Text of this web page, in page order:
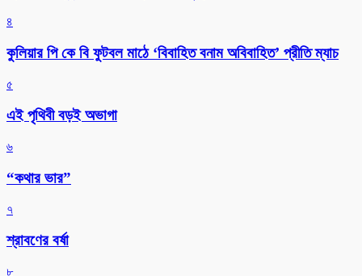
৪
কুলিয়ার পি কে বি ফুটবল মাঠে ‘বিবাহিত বনাম অবিবাহিত’ প্রীতি ম্যাচ
৫
এই পৃথিবী বড়ই অভাগা
৬
“কথার ভার”
৭
শ্রাবণের বর্ষা
৮